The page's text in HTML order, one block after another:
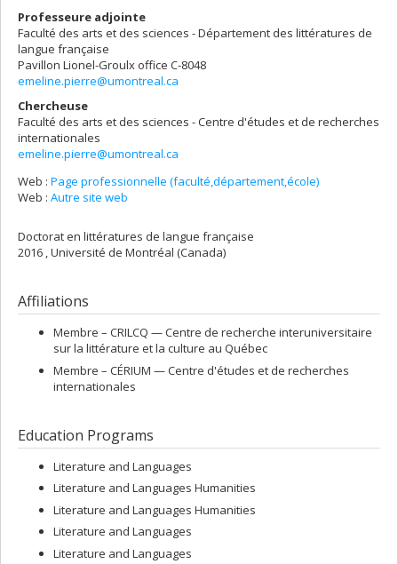
Professeure adjointe
Faculté des arts et des sciences - Département des littératures de
langue française
Pavillon Lionel-Groulx office C-8048
emeline.pierre@umontreal.ca
Chercheuse
Faculté des arts et des sciences - Centre d'études et de recherches
internationales
emeline.pierre@umontreal.ca
Web : Page professionnelle (faculté,département,école)
Web : Autre site web
Doctorat en littératures de langue française
2016 , Université de Montréal (Canada)
Affiliations
Membre – CRILCQ — Centre de recherche interuniversitaire
sur la littérature et la culture au Québec
Membre – CÉRIUM — Centre d'études et de recherches
internationales
Education Programs
Literature and Languages
Literature and Languages Humanities
Literature and Languages Humanities
Literature and Languages
Literature and Languages